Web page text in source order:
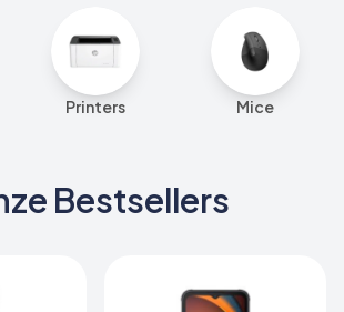
Printers Mice
Bestsellers